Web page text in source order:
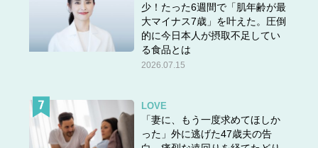
少！たった6週間で「肌年齢が最
大マイナス7歳」を叶えた。圧倒
的に今日本人が摂取不足してい
る食品とは
2026.07.15
LOVE
「妻に、もう一度求めてほしか
った」外に逃げた47歳夫の告